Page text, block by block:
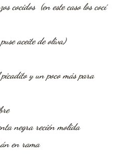
cocidos (en este caso los cocí
aceite de oliva)
y un poco más para
negra recién molida
en rama